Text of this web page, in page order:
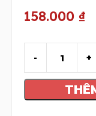
158.000 ₫